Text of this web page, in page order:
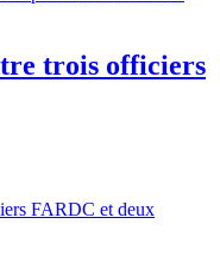
trois officiers